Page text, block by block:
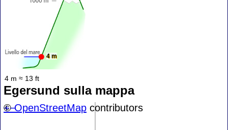
4 m
4 m ≈ 13 ft
Egersund sulla mappa
+−
©OpenStreetMap contributors